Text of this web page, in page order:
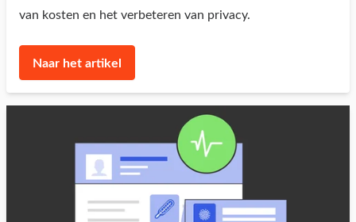
van kosten en het verbeteren van privacy.
Naar het artikel